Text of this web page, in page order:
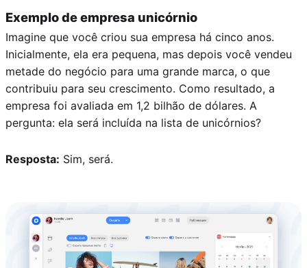
Exemplo de empresa unicórnio
Imagine que você criou sua empresa há cinco anos.
Inicialmente, ela era pequena, mas depois você vendeu
metade do negócio para uma grande marca, o que
contribuiu para seu crescimento. Como resultado, a
empresa foi avaliada em 1,2 bilhão de dólares. A
pergunta: ela será incluída na lista de unicórnios?
Resposta: Sim, será.